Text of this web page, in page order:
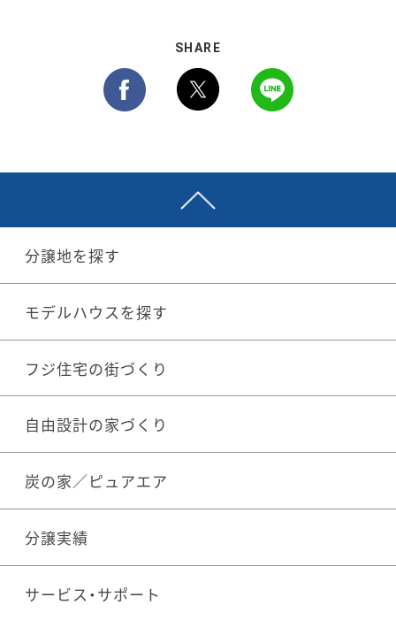
SHARE
分譲地を探す
モデルハウスを探す
フジ住宅の街づくり
自由設計の家づくり
炭の家／ピュアエア
分譲実績
サービス・サポート